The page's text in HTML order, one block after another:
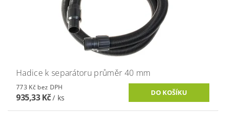
Hadice k separátoru průměr 40 mm
773 Kč bez DPH
935,33 Kč/ ks